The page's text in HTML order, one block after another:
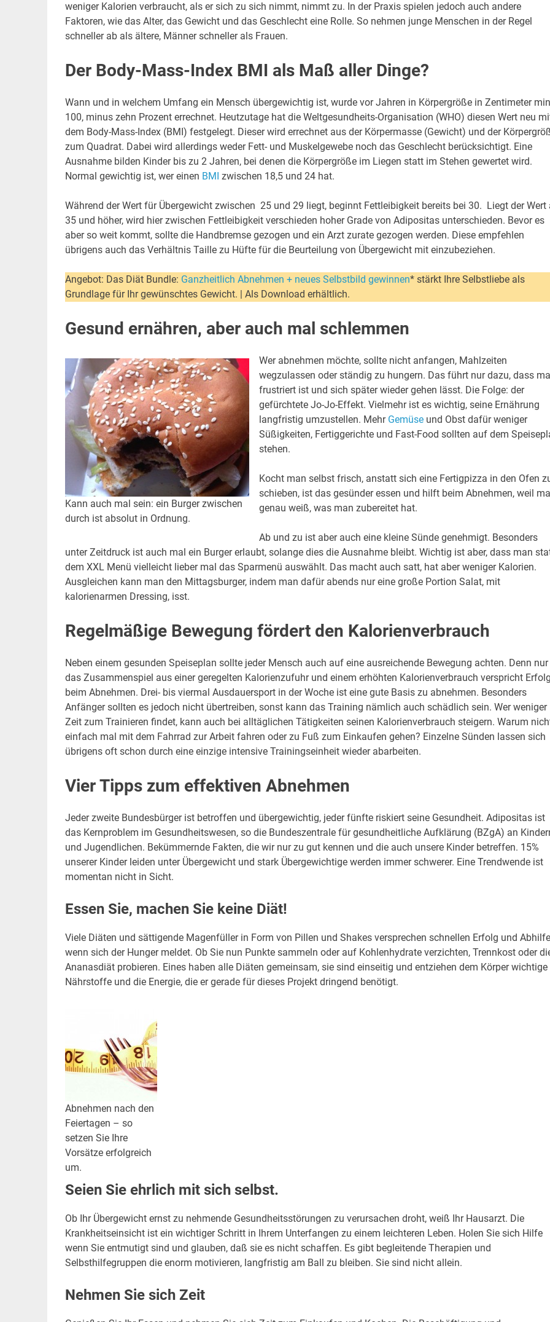
weniger Kalorien verbraucht, als er sich zu sich nimmt, nimmt zu. In der Praxis spielen jedoch auch andere
Faktoren, wie das Alter, das Gewicht und das Geschlecht eine Rolle. So nehmen junge Menschen in der Regel
schneller ab als ältere, Männer schneller als Frauen.
Der Body-Mass-Index BMI als Maß aller Dinge?
Wann und in welchem Umfang ein Mensch übergewichtig ist, wurde vor Jahren in Körpergröße in Zentimeter
100, minus zehn Prozent errechnet. Heutzutage hat die Weltgesundheits-Organisation (WHO) diesen Wert neu
dem Body-Mass-Index (BMI) festgelegt. Dieser wird errechnet aus der Körpermasse (Gewicht) und der
zum Quadrat. Dabei wird allerdings weder Fett- und Muskelgewebe noch das Geschlecht berücksichtigt. Eine
Ausnahme bilden Kinder bis zu 2 Jahren, bei denen die Körpergröße im Liegen statt im Stehen gewertet wird.
Normal gewichtig ist, wer einen BMI zwischen 18,5 und 24 hat.
Während der Wert für Übergewicht zwischen 25 und 29 liegt, beginnt Fettleibigkeit bereits bei 30. Liegt der Wert
35 und höher, wird hier zwischen Fettleibigkeit verschieden hoher Grade von Adipositas unterschieden. Bevor es
aber so weit kommt, sollte die Handbremse gezogen und ein Arzt zurate gezogen werden. Diese empfehlen
übrigens auch das Verhältnis Taille zu Hüfte für die Beurteilung von Übergewicht mit einzubeziehen.
Angebot: Das Diät Bundle: Ganzheitlich Abnehmen + neues Selbstbild gewinnen* stärkt Ihre Selbstliebe als
Grundlage für Ihr gewünschtes Gewicht. | Als Download erhältlich.
Gesund ernähren, aber auch mal schlemmen
Kann auch mal sein: ein Burger zwischen
durch ist absolut in Ordnung.
Wer abnehmen möchte, sollte nicht anfangen, Mahlzeiten
wegzulassen oder ständig zu hungern. Das führt nur dazu, dass
frustriert ist und sich später wieder gehen lässt. Die Folge: der
gefürchtete Jo-Jo-Effekt. Vielmehr ist es wichtig, seine Ernährung
langfristig umzustellen. Mehr Gemüseund Obst dafür weniger
Süßigkeiten, Fertiggerichte und Fast-Food sollten auf dem
stehen.
Kocht man selbst frisch, anstatt sich eine Fertigpizza in den Ofen
schieben, ist das gesünder essen und hilft beim Abnehmen, weil
genau weiß, was man zubereitet hat.
Ab und zu ist aber auch eine kleine Sünde genehmigt. Besonders
unter Zeitdruck ist auch mal ein Burger erlaubt, solange dies die Ausnahme bleibt. Wichtig ist aber, dass man
dem XXL Menü vielleicht lieber mal das Sparmenü auswählt. Das macht auch satt, hat aber weniger Kalorien.
Ausgleichen kann man den Mittagsburger, indem man dafür abends nur eine große Portion Salat, mit
kalorienarmen Dressing, isst.
Regelmäßige Bewegung fördert den Kalorienverbrauch
Neben einem gesunden Speiseplan sollte jeder Mensch auch auf eine ausreichende Bewegung achten. Denn nur
das Zusammenspiel aus einer geregelten Kalorienzufuhr und einem erhöhten Kalorienverbrauch verspricht
beim Abnehmen. Drei- bis viermal Ausdauersport in der Woche ist eine gute Basis zu abnehmen. Besonders
Anfänger sollten es jedoch nicht übertreiben, sonst kann das Training nämlich auch schädlich sein. Wer weniger
Zeit zum Trainieren findet, kann auch bei alltäglichen Tätigkeiten seinen Kalorienverbrauch steigern. Warum
einfach mal mit dem Fahrrad zur Arbeit fahren oder zu Fuß zum Einkaufen gehen? Einzelne Sünden lassen sich
übrigens oft schon durch eine einzige intensive Trainingseinheit wieder abarbeiten.
Vier Tipps zum effektiven Abnehmen
Jeder zweite Bundesbürger ist betroffen und übergewichtig, jeder fünfte riskiert seine Gesundheit. Adipositas ist
das Kernproblem im Gesundheitswesen, so die Bundeszentrale für gesundheitliche Aufklärung (BZgA) an
und Jugendlichen. Bekümmernde Fakten, die wir nur zu gut kennen und die auch unsere Kinder betreffen. 15%
unserer Kinder leiden unter Übergewicht und stark Übergewichtige werden immer schwerer. Eine Trendwende ist
momentan nicht in Sicht.
Essen Sie, machen Sie keine Diät!
Viele Diäten und sättigende Magenfüller in Form von Pillen und Shakes versprechen schnellen Erfolg und Abhilfe
wenn sich der Hunger meldet. Ob Sie nun Punkte sammeln oder auf Kohlenhydrate verzichten, Trennkost oder
Ananasdiät probieren. Eines haben alle Diäten gemeinsam, sie sind einseitig und entziehen dem Körper wichtige
Nährstoffe und die Energie, die er gerade für dieses Projekt dringend benötigt.
Abnehmen nach den
Feiertagen – so
setzen Sie Ihre
Vorsätze erfolgreich
um.
Seien Sie ehrlich mit sich selbst.
Ob Ihr Übergewicht ernst zu nehmende Gesundheitsstörungen zu verursachen droht, weiß Ihr Hausarzt. Die
Krankheitseinsicht ist ein wichtiger Schritt in Ihrem Unterfangen zu einem leichteren Leben. Holen Sie sich Hilfe
wenn Sie entmutigt sind und glauben, daß sie es nicht schaffen. Es gibt begleitende Therapien und
Selbsthilfegruppen die enorm motivieren, langfristig am Ball zu bleiben. Sie sind nicht allein.
Nehmen Sie sich Zeit